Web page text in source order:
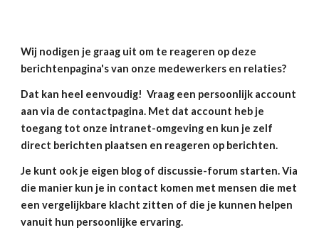
Wij nodigen je graag uit om te reageren op deze
berichtenpagina's van onze medewerkers en relaties?
Dat kan heel eenvoudig!  Vraag een persoonlijk account
aan via de contactpagina. Met dat account heb je
toegang tot onze intranet-omgeving en kun je zelf
direct berichten plaatsen en reageren op berichten.
Je kunt ook je eigen blog of discussie-forum starten. Via
die manier kun je in contact komen met mensen die met
een vergelijkbare klacht zitten of die je kunnen helpen
vanuit hun persoonlijke ervaring.